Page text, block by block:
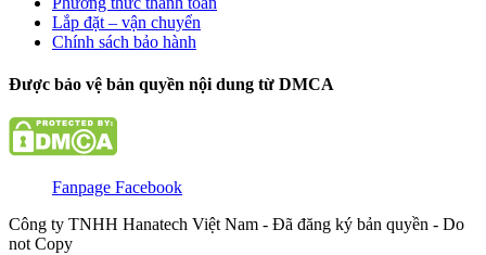
Lắp đặt – vận chuyển
Chính sách bảo hành
Được bảo vệ bản quyền nội dung từ DMCA
Fanpage Facebook
Công ty TNHH Hanatech Việt Nam - Đã đăng ký bản quyền - Do
not Copy